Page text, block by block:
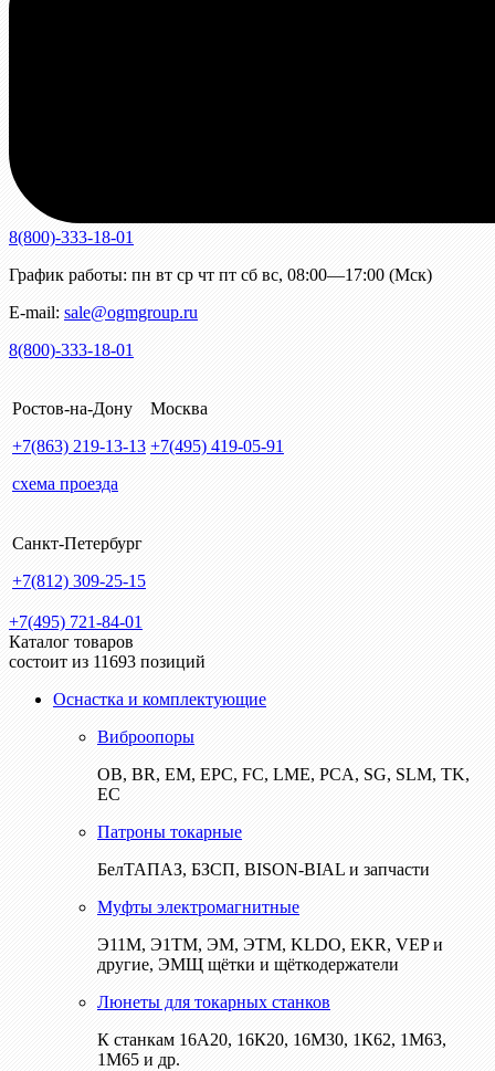
8(800)-333-18-01
График работы: пн вт ср чт пт сб вс, 08:00—17:00 (Мск)
E-mail: sale@ogmgroup.ru
8(800)-333-18-01
Ростов-на-Дону
+7(863) 219-13-13
схема проезда
Москва
+7(495) 419-05-91
Санкт-Петербург
+7(812) 309-25-15
+7(495) 721-84-01
Каталог товаров
состоит из 11693 позиций
Оснастка и комплектующие
Виброопоры
ОВ, BR, EM, EPC, FC, LME, PCA, SG, SLM, TK,
EC
Патроны токарные
БелТАПАЗ, БЗСП, BISON-BIAL и запчасти
Муфты электромагнитные
Э11М, Э1ТМ, ЭМ, ЭТМ, KLDO, EKR, VEP и
другие, ЭМЩ щётки и щёткодержатели
Люнеты для токарных станков
К станкам 16А20, 16К20, 16М30, 1К62, 1М63,
1М65 и др.